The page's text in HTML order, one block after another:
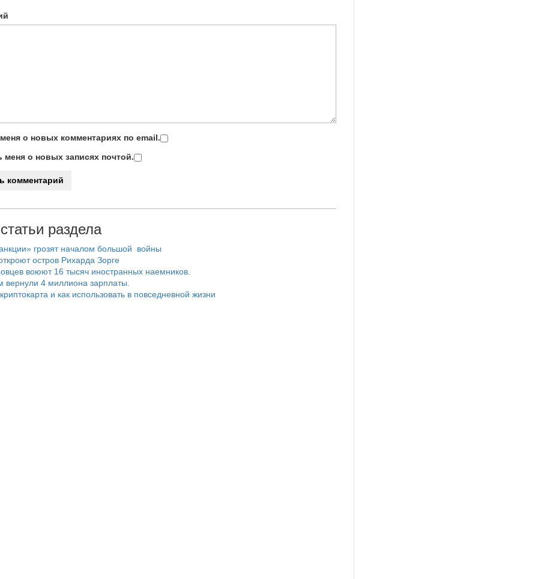
о новых комментариях по email.
меня о новых записях почтой.
раздела
грозят началом большой войны
остров Рихарда Зорге
воюют 16 тысяч иностранных наемников.
вернули 4 миллиона зарплаты.
и как использовать в повседневной жизни